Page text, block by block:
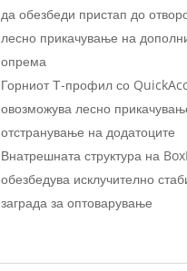
да обезбеди пристап до
лесно прикачување на
опрема
Горниот Т-профил со
овозможува лесно
отстранување на додатоците
Внатрешната структура на
обезбедува исклучително
заграда за оптоварување